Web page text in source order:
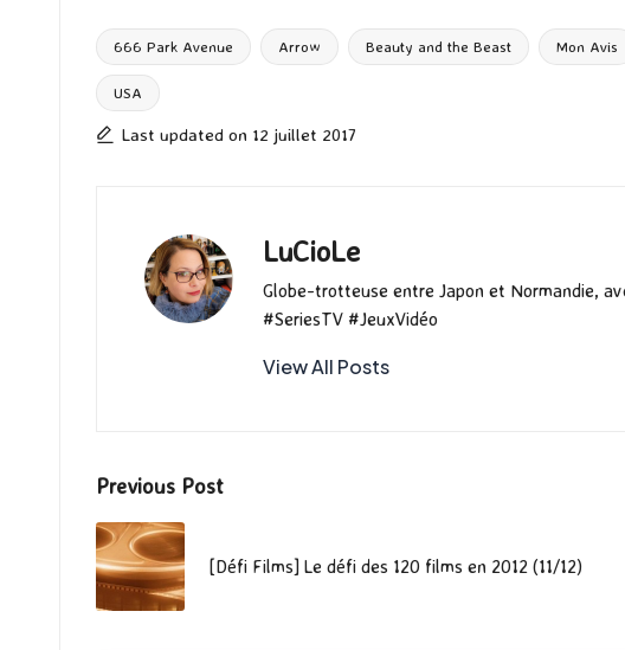
o
o
k
d
n
ky bl
ds g
Tags:
666 Park Avenue Arrow Beauty and the Beast Mon Avis
USA
Last updated on 12 juillet 2017
LuCioLe
Globe-trotteuse entre Japon et Normandie,
#SeriesTV #JeuxVidéo
View All Posts
Post
navigation
Previous Post
[Défi Films] Le défi des 120 films en 2012 (11/12)